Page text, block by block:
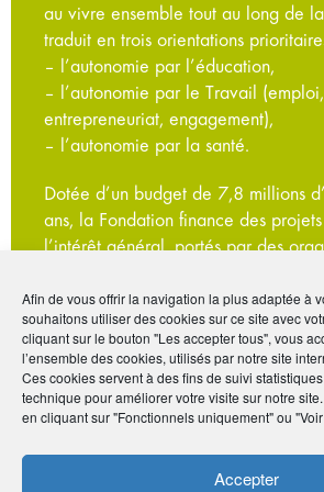
Afin de vous offrir la navigation la plus adaptée à
souhaitons utiliser des cookies sur ce site avec
cliquant sur le bouton "Les accepter tous", vous
l’ensemble des cookies, utilisés par notre site
Ces cookies servent à des fins de suivi
technique pour améliorer votre visite sur notre
en cliquant sur "Fonctionnels uniquement" ou
Accepter
au vivre ensemble tout au long de
traduit en trois orientations
– l’autonomie par l’éducation,
– l’autonomie par le Travail (emploi,
entrepreneuriat, engagement),
– l’autonomie par la santé.
Dotée d’un budget de 7,8 millions
ans, la Fondation finance des
l’intérêt général, portés par des
En savoir
La Fondation AG2R LA